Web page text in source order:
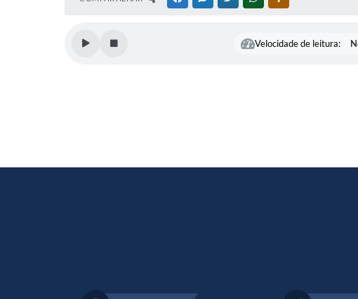
Velocidade de leitura: